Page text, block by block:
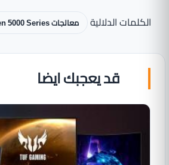
الكلمات الدلالية معالجات AMD Ryzen 5000 Series
قد يعجبك ايضا